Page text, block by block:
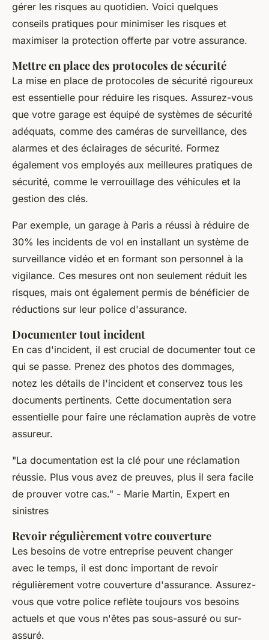
gérer les risques au quotidien. Voici quelques
conseils pratiques pour minimiser les risques et
maximiser la protection offerte par votre assurance.
Mettre en place des protocoles de sécurité
La mise en place de protocoles de sécurité rigoureux
est essentielle pour réduire les risques. Assurez-vous
que votre garage est équipé de systèmes de sécurité
adéquats, comme des caméras de surveillance, des
alarmes et des éclairages de sécurité. Formez
également vos employés aux meilleures pratiques de
sécurité, comme le verrouillage des véhicules et la
gestion des clés.
Par exemple, un garage à Paris a réussi à réduire de
30% les incidents de vol en installant un système de
surveillance vidéo et en formant son personnel à la
vigilance. Ces mesures ont non seulement réduit les
risques, mais ont également permis de bénéficier de
réductions sur leur police d'assurance.
Documenter tout incident
En cas d'incident, il est crucial de documenter tout ce
qui se passe. Prenez des photos des dommages,
notez les détails de l'incident et conservez tous les
documents pertinents. Cette documentation sera
essentielle pour faire une réclamation auprès de votre
assureur.
"La documentation est la clé pour une réclamation
réussie. Plus vous avez de preuves, plus il sera facile
de prouver votre cas." - Marie Martin, Expert en
sinistres
Revoir régulièrement votre couverture
Les besoins de votre entreprise peuvent changer
avec le temps, il est donc important de revoir
régulièrement votre couverture d'assurance. Assurez-
vous que votre police reflète toujours vos besoins
actuels et que vous n'êtes pas sous-assuré ou sur-
assuré.